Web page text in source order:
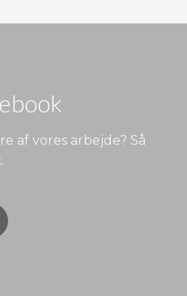
af vores arbejde? Så